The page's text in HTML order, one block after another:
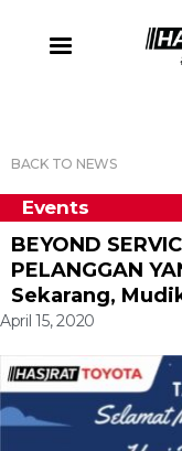
BACK TO NEWS
Events
BEYOND
PELANGGAN
Sekarang,
April 15, 2020